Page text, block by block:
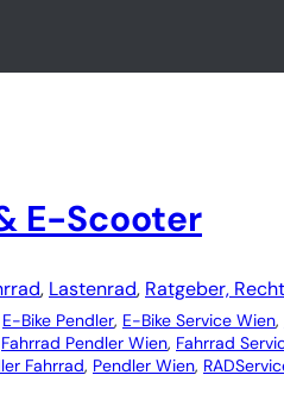
E-Scooter
, Lastenrad, Ratgeber,
E-Bike Pendler, E-Bike Service Wien,
Fahrrad Pendler Wien, Fahrrad
Fahrrad, Pendler Wien,